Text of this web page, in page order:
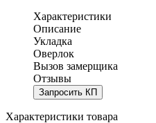
Характеристики
Описание
Укладка
Оверлок
Вызов замерщика
Отзывы
Запросить КП
Характеристики товара